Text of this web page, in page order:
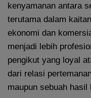
kenyamanan antara
terutama dalam
ekonomi dan
menjadi lebih
pengikut yang loyal
dari relasi
maupun sebuah